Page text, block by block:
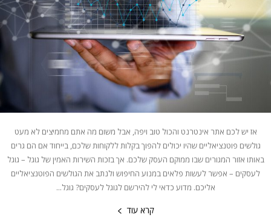
אז יש לכם אתר אינטרנט והכול טוב ויפה, אבל משום מה אתם מחמיצים לא מעט
גולשים פוטנציאליים שהיו יכולים להפוך בקלות ללקוחות שלכם, בייחוד אם הם גרים
באותו אזור המגורים שבו ממוקם העסק שלכם. אך בזכות השירות האמין של גוגל – גוגל
לעסקים – אפשר לעשות פלאים במנוע החיפוש ולנתב את הגולשים הפוטנציאליים
אליכם. מדוע כדאי לי להירשם לגוגל לעסקים? גוגל...
קרא עוד